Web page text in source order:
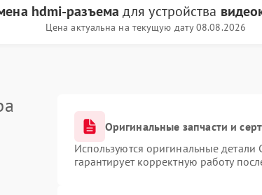
hdmi-разъема для устройства
Цена актуальна на текущую дату 08.08.2026
Оригинальные запчасти и
Используются оригинальные
гарантирует корректную работу